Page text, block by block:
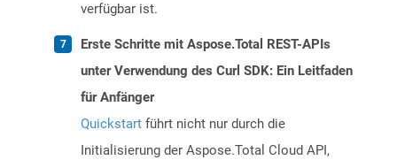
verfügbar ist.
Erste Schritte mit Aspose.Total REST-APIs
unter Verwendung des Curl SDK: Ein Leitfaden
für Anfänger
Quickstart führt nicht nur durch die
Initialisierung der Aspose.Total Cloud API,